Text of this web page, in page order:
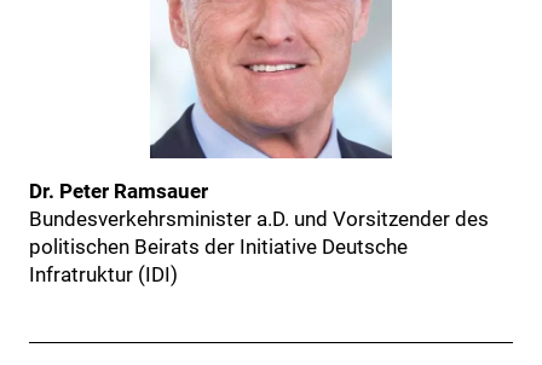
Dr. Peter Ramsauer
Bundesverkehrsminister a.D. und Vorsitzender des
politischen Beirats der Initiative Deutsche
Infratruktur (IDI)